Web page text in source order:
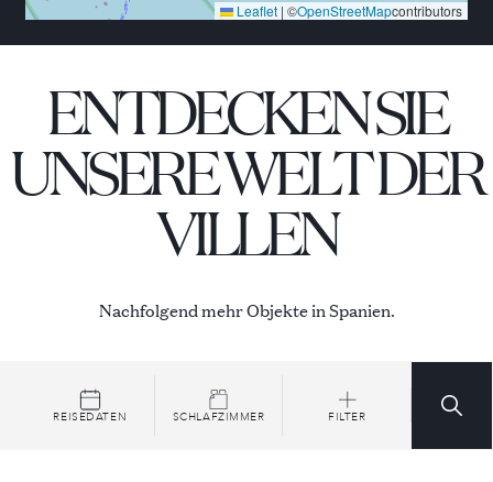
Leaflet | ©OpenStreetMapcontributors
ENTDECKEN SIE
UNSERE WELT DER
VILLEN
Nachfolgend mehr Objekte in Spanien.
REISEDATEN SCHLAFZIMMER FILTER